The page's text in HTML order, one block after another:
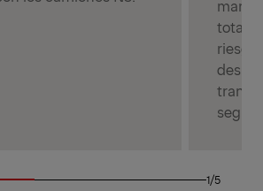
riesgo
1/5